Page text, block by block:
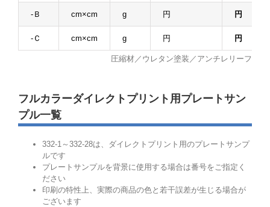
-Ｂ cm×cm g 円 円
-Ｃ cm×cm g 円 円
圧縮材／ウレタン塗装／アンチレリーフ
フルカラーダイレクトプリント用プレートサン
プル一覧
332-1～332-28は、ダイレクトプリント用のプレートサンプ
ルです
プレートサンプルを背景に使用する場合は番号をご指定く
ださい
印刷の特性上、実際の商品の色と若干誤差が生じる場合が
ございます